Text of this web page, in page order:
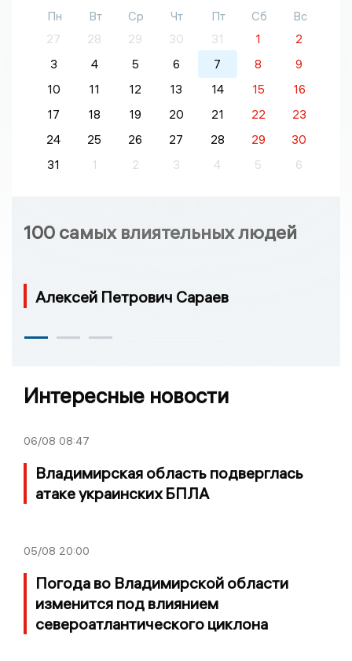
Пн Вт Ср Чт Пт Сб
Вс
27
28 29 30 31 1
2
3
4 5 6 7 8
9
10
11 12 13 14 15
16
17
18 19 20 21 22
23
24
25 26 27 28 29
30
31
1 2 3 4 5 6
100 самых влиятельных людей
Алексей Петрович Сараев
Интересные новости
06/08 08:47
Владимирская область подверглась
атаке украинских БПЛА
05/08 20:00
Погода во Владимирской области
изменится под влиянием
североатлантического циклона